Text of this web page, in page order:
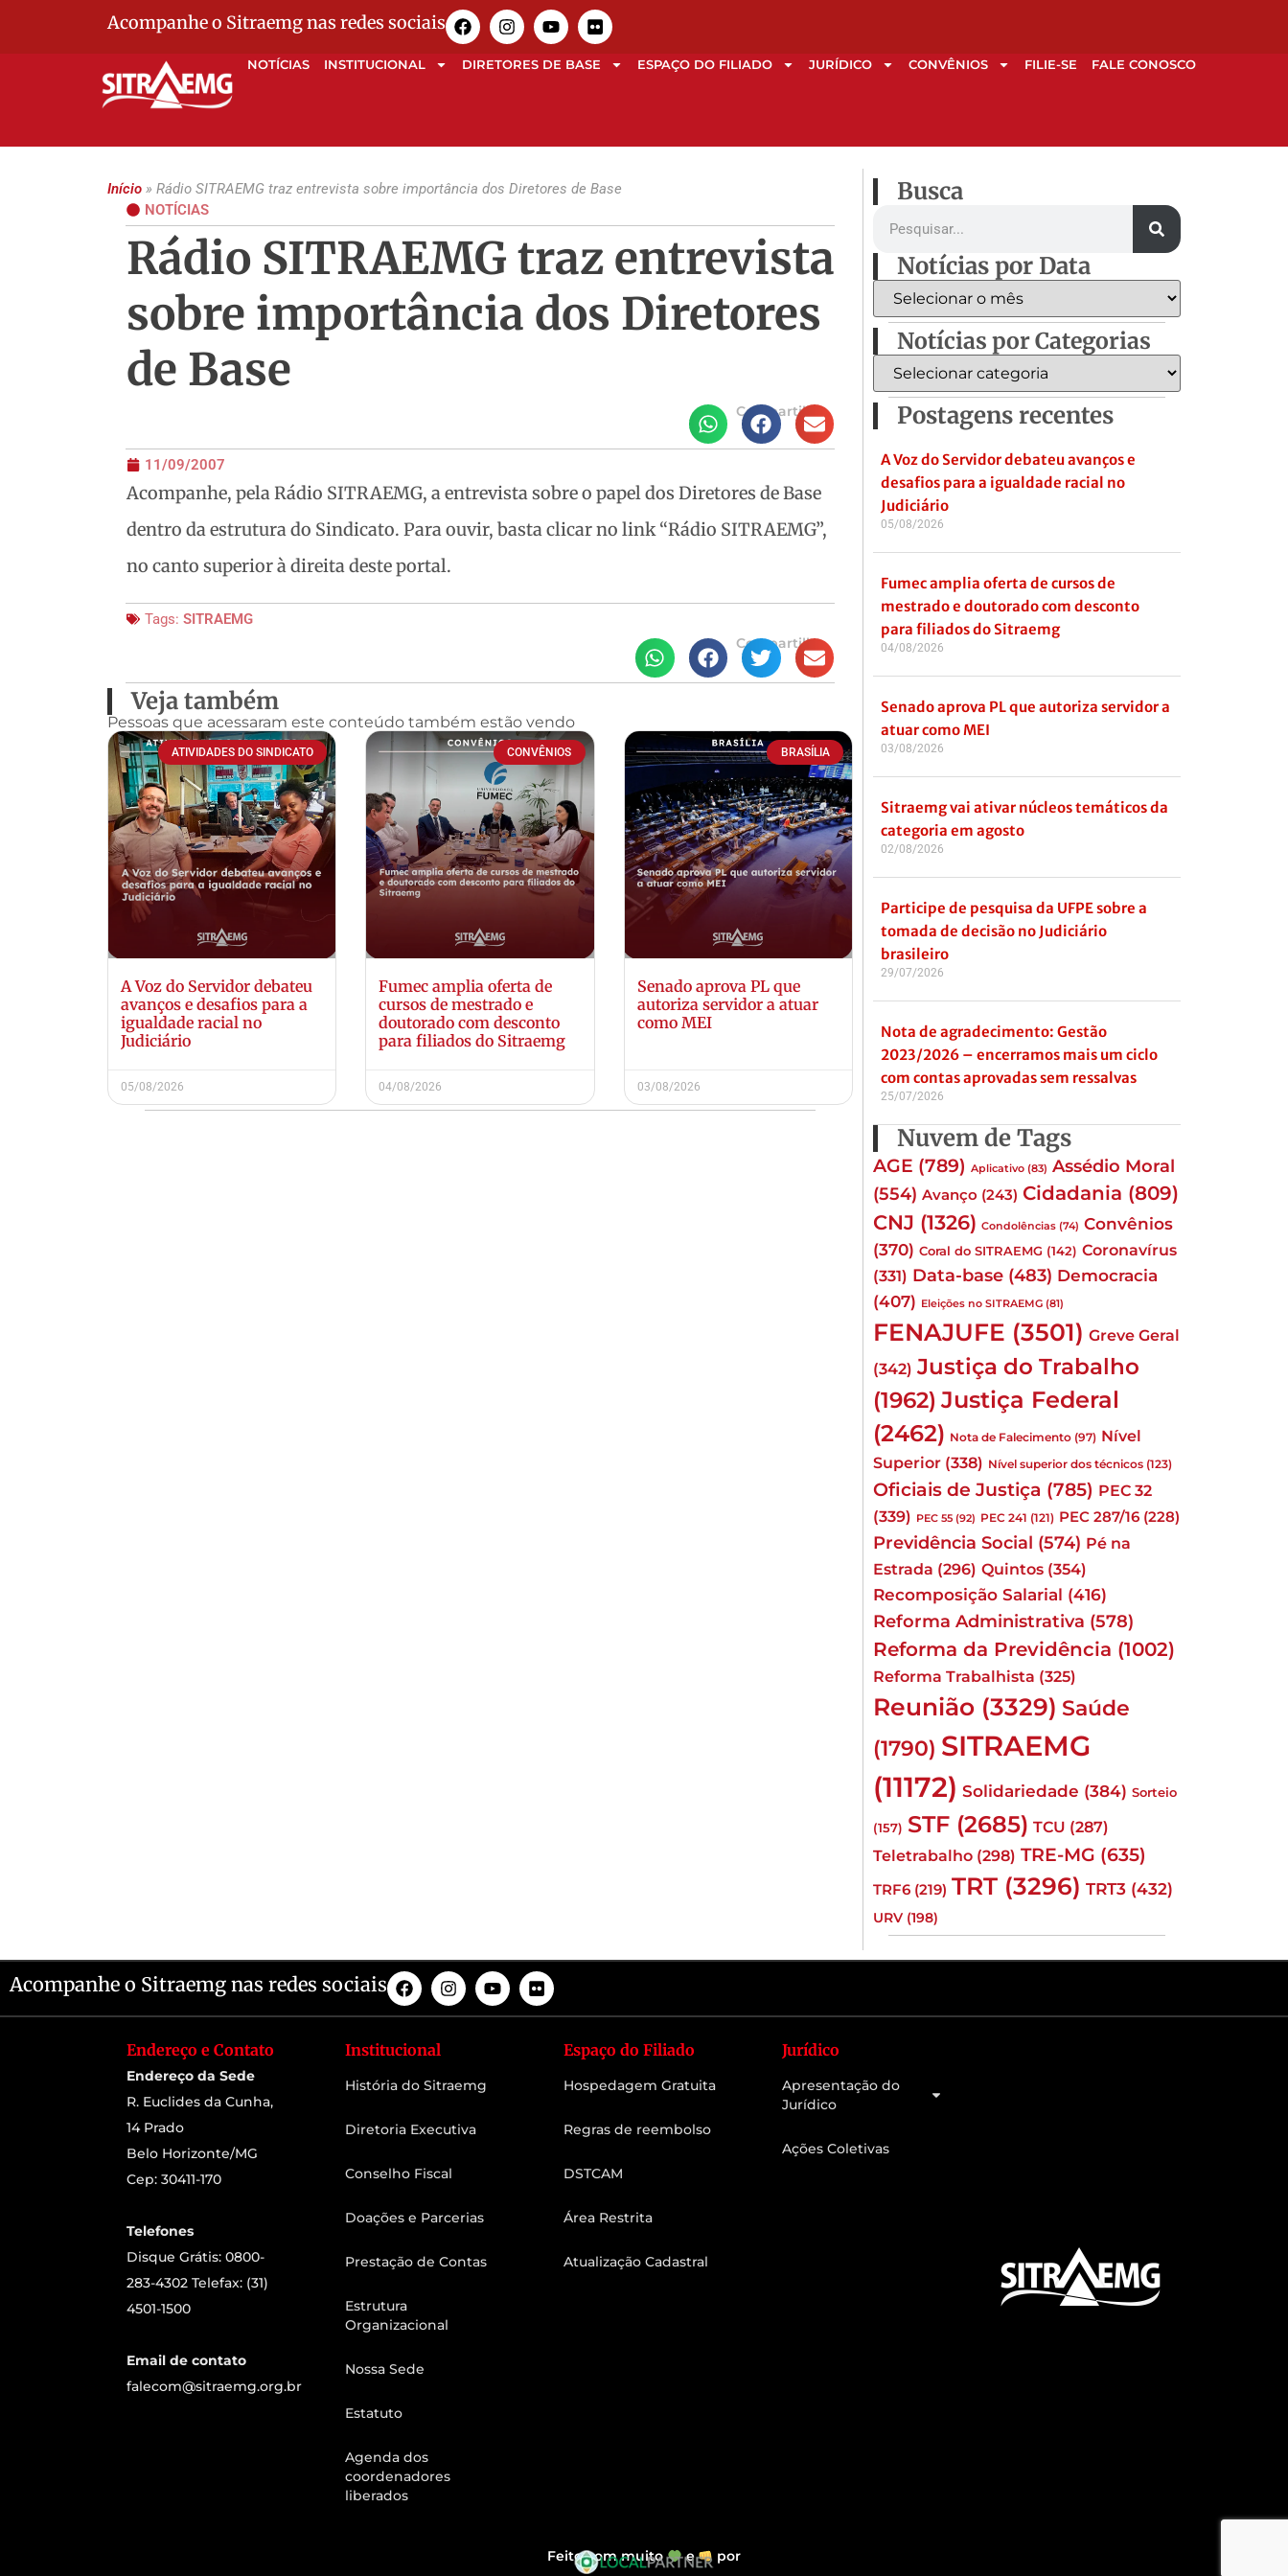
Acompanhe o Sitraemg nas redes sociais
NOTÍCIAS INSTITUCIONAL DIRETORES DE BASE ESPAÇO DO FILIADO JURÍDICO CONVÊNIOS FILIE-SE FALE CONOSCO
Início » Rádio SITRAEMG traz entrevista sobre importância dos Diretores de Base
NOTÍCIAS
Rádio SITRAEMG traz entrevista
sobre importância dos Diretores
de Base
Compartilhe
11/09/2007
Acompanhe, pela Rádio SITRAEMG, a entrevista sobre o papel dos Diretores de Base
dentro da estrutura do Sindicato. Para ouvir, basta clicar no link “Rádio SITRAEMG”,
no canto superior à direita deste portal.
Tags: SITRAEMG
Compartilhe
Veja também
Pessoas que acessaram este conteúdo também estão vendo
ATIVIDADES DO SINDICATO
A Voz do Servidor debateu
avanços e desafios para a
igualdade racial no
Judiciário
05/08/2026
CONVÊNIOS
Fumec amplia oferta de
cursos de mestrado e
doutorado com desconto
para filiados do Sitraemg
04/08/2026
BRASÍLIA
Senado aprova PL que
autoriza servidor a atuar
como MEI
03/08/2026
Busca
Notícias por Data
Notícias por Categorias
Postagens recentes
A Voz do Servidor debateu avanços e
desafios para a igualdade racial no
Judiciário
05/08/2026
Fumec amplia oferta de cursos de
mestrado e doutorado com desconto
para filiados do Sitraemg
04/08/2026
Senado aprova PL que autoriza servidor a
atuar como MEI
03/08/2026
Sitraemg vai ativar núcleos temáticos da
categoria em agosto
02/08/2026
Participe de pesquisa da UFPE sobre a
tomada de decisão no Judiciário
brasileiro
29/07/2026
Nota de agradecimento: Gestão
2023/2026 – encerramos mais um ciclo
com contas aprovadas sem ressalvas
25/07/2026
Nuvem de Tags
AGE (789) Aplicativo (83) Assédio Moral
(554) Avanço (243) Cidadania (809)
CNJ (1326) Condolências (74) Convênios
(370) Coral do SITRAEMG (142) Coronavírus
(331) Data-base (483) Democracia
(407) Eleições no SITRAEMG (81)
FENAJUFE (3501) Greve Geral
(342) Justiça do Trabalho
(1962) Justiça Federal
(2462) Nota de Falecimento (97) Nível
Superior (338) Nível superior dos técnicos (123)
Oficiais de Justiça (785) PEC 32
(339) PEC 55 (92) PEC 241 (121) PEC 287/16 (228)
Previdência Social (574) Pé na
Estrada (296) Quintos (354)
Recomposição Salarial (416)
Reforma Administrativa (578)
Reforma da Previdência (1002)
Reforma Trabalhista (325)
Reunião (3329) Saúde
(1790) SITRAEMG
(11172) Solidariedade (384) Sorteio
(157) STF (2685) TCU (287)
Teletrabalho (298) TRE-MG (635)
TRF6 (219) TRT (3296) TRT3 (432)
URV (198)
Acompanhe o Sitraemg nas redes sociais
Endereço e Contato
Endereço da Sede
R. Euclides da Cunha,
14 Prado
Belo Horizonte/MG
Cep: 30411-170
Telefones
Disque Grátis: 0800-
283-4302 Telefax: (31)
4501-1500
Email de contato
falecom@sitraemg.org.br
Institucional
História do Sitraemg
Diretoria Executiva
Conselho Fiscal
Doações e Parcerias
Prestação de Contas
Estrutura
Organizacional
Nossa Sede
Estatuto
Agenda dos
coordenadores
liberados
Espaço do Filiado
Hospedagem Gratuita
Regras de reembolso
DSTCAM
Área Restrita
Atualização Cadastral
Jurídico
Apresentação do
Jurídico
Ações Coletivas
Feito com muito e por